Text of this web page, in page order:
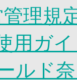
理規
用ガ
ルド